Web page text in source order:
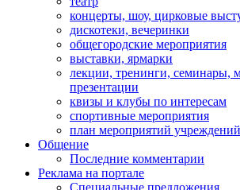
концерты, шоу, цирковые
дискотеки, вечеринки
общегородские мероприятия
выставки, ярмарки
лекции, тренинги, семинары,
презентации
квизы и клубы по интересам
спортивные мероприятия
план мероприятий
Общение
Последние комментарии
Реклама на портале
Специальные предложения